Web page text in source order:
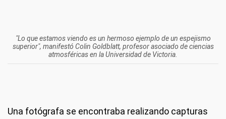
"Lo que estamos viendo es un hermoso ejemplo de un espejismo
superior", manifestó Colin Goldblatt, profesor asociado de ciencias
atmosféricas en la Universidad de Victoria.
Una fotógrafa se encontraba realizando capturas